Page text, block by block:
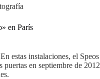
en París
estas instalaciones, el Speos
en septiembre de